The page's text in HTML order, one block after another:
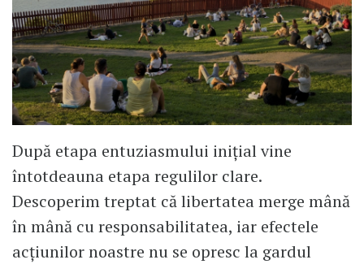
După etapa entuziasmului inițial vine
întotdeauna etapa regulilor clare.
Descoperim treptat că libertatea merge mână
în mână cu responsabilitatea, iar efectele
acțiunilor noastre nu se opresc la gardul